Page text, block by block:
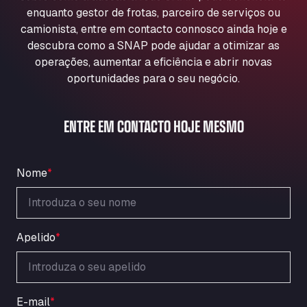
Aqua Ariva GmbH
Marie-Curie-Straße 24, 68219
Aral Autohof Bockel
An der Autobahn 1, 27404
ARAL Autohof Bockenem
ARAL Autohof Merklingen
Nellinger Str. 24, 89188
Schellweilerstraße 1, 66871
ARAL Tankstelle - XXL Truckwash.de
GmbH
Ardleigh South Services
a120 westbound, CO77SL
Area 47 Hermanos Rico
Autovia A4 km 47, 28300
enquanto gestor de frotas, parceiro de serviços ou
camionista, entre em contacto connosco ainda hoje e
descubra como a SNAP pode ajudar a otimizar as
operações, aumentar a eficiência e abrir novas
oportunidades para o seu negócio.
ENTRE EM CONTACTO HOJE MESMO
Nome*
Apelido*
E-mail*